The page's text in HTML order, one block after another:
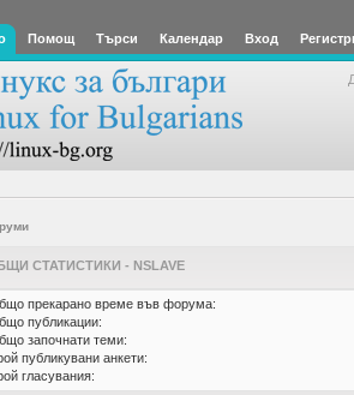
Помощ Търси Календар Вход
СТАТИСТИКИ - NSLAVE
прекарано време във форума:
публикации:
започнати теми:
публикувани анкети:
гласувания: